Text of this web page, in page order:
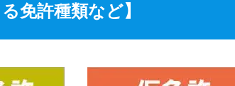
免許種類など】